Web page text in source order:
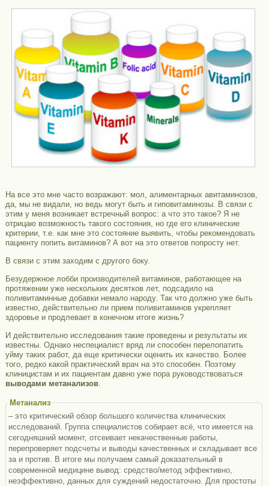
На все это мне часто возражают: мол, алиментарных авитаминозов,
да, мы не видали, но ведь могут быть и гиповитаминозы. В связи с
этим у меня возникает встречный вопрос: а что это такое? Я не
отрицаю возможность такого состояния, но где его клинические
критерии, т.е. как мне это состояние выявить, чтобы рекомендовать
пациенту попить витаминов? А вот на это ответов попросту нет.
В связи с этим заходим с другого боку.
Безудержное лобби производителей витаминов, работающее на
протяжении уже нескольких десятков лет, подсадило на
поливитаминные добавки немало народу. Так что должно уже быть
известно, действительно ли прием поливитаминов укрепляет
здоровье и продлевает в конечном итоге жизнь?
И действительно исследования такие проведены и результаты их
известны. Однако неспециалист вряд ли способен перелопатить
уйму таких работ, да еще критически оценить их качество. Более
того, редко какой практический врач на это способен. Поэтому
клиницистам и их пациентам давно уже пора руководствоваться
выводами метанализов.
Метанализ
– это критический обзор большого количества клинических
исследований. Группа специалистов собирает всё, что имеется на
сегодняшний момент, отсеивает некачественные работы,
перепроверяет подсчеты и выводы качественных и складывает все
за и против. В итоге мы получаем самый доказательный в
современной медицине вывод: средство/метод эффективно,
неэффективно, данных для суждений недостаточно. Для простоты